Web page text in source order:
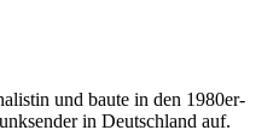
und baute in den 1980er-
in Deutschland auf.